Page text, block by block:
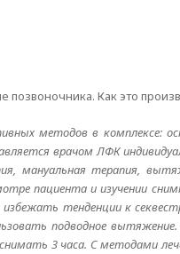
Как это
методов в комплексе:
врачом ЛФК
мануальная терапия,
пациента и изучении
тенденции к
подводное вытяжение.
3 часа. С методами